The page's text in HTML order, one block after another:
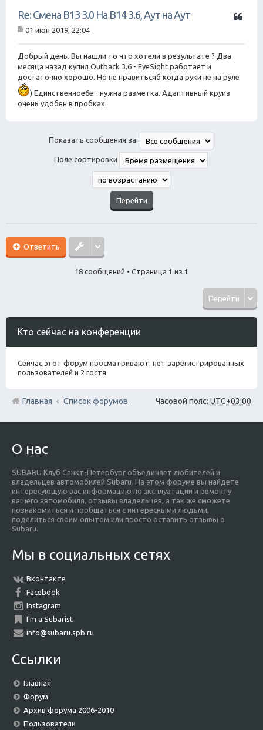
Ц
т
Re: Смена B13 3.0 На B14 3.6, Аут на Аут
о
б
е
н
е
01 июн 2019, 22:04
Добрый день. Вы нашли то что хотели в результате ? Два
месяца назад купил Outback 3.6 - EyeSight работает и
достаточно хорошо. Ho не нравитьсяб когда руки не на руле
) Единственное6е - нужна разметка. Адаптивный круиз
очень удобен в пробках.
Показать сообщения за:
Поле сортировки
Ответить
18 сообщений • Страница 1 из 1
Перейти
Кто сейчас на конференции
Сейчас этот форум просматривают: нет зарегистрированных
пользователей и 2 гостя
Часовой пояс: UTC+03:00
Главная Список форумов
О нас
SUBARU Клуб Санкт-Петербург объединяет любителей и
владельцев автомобилей Subaru. На этом форуме вы найдете
интересующую вас информацию по эксплуатации и ремонту
вашего автомобиля, отзывы владельцев, а так же сможете
познакомиться и пообщаться с интересными людьми,
поделиться своим опытом или просто оставить отзывы о
Subaru.
Мы в социальных сетях
Вконтакте
Facebook
Instagram
I'm a Subarist
info@subaru.spb.ru
Ссылки
Главная
Форум
Архив форума 2006-2010
Пользователи